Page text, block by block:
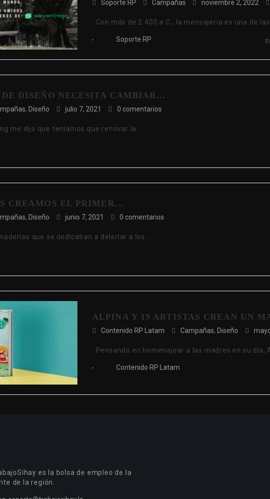
Soporte RP Campañas noviembre 2, 2022
Con más de 2.400 a.C., la mensajería es una de
Soporte RP
DISEÑO NECESITA CAMBIAR...
, Diseño julio 7, 2021 0 comentarios
me dijo que teníamos que renovar la…
CREAMOS EL PRIMER...
, Diseño junio 7, 2021 0 comentarios
que se dedicaban a deleitar a los…
ALPINA Y 19 ARTISTAS CREAN UN
Contenido RP Latam Campañas, Diseño
. Pensando en homenajear a las madres en su día,
Contenido RP Latam
es la bolsa de empleo de la
de la región.